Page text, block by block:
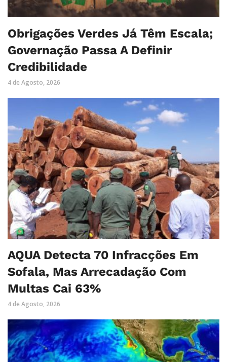
Obrigações Verdes Já Têm Escala;
Governação Passa A Definir
Credibilidade
4 de Agosto, 2026
AQUA Detecta 70 Infracções Em
Sofala, Mas Arrecadação Com
Multas Cai 63%
4 de Agosto, 2026